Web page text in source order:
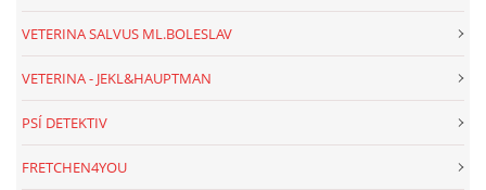
VETERINA SALVUS ML.BOLESLAV
VETERINA - JEKL&HAUPTMAN
PSÍ DETEKTIV
FRETCHEN4YOU